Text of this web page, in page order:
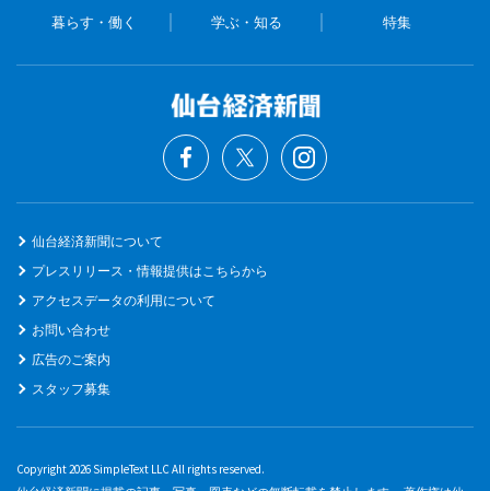
暮らす・働く 学ぶ・知る 特集
仙台経済新聞について
プレスリリース・情報提供はこちらから
アクセスデータの利用について
お問い合わせ
広告のご案内
スタッフ募集
Copyright 2026 SimpleText LLC All rights reserved.